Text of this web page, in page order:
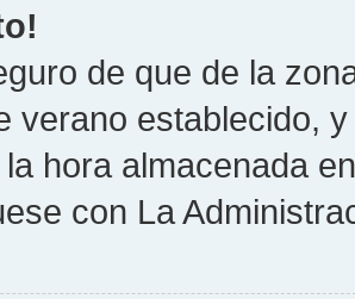
de que de la
verano establecido,
hora almacenada
con La